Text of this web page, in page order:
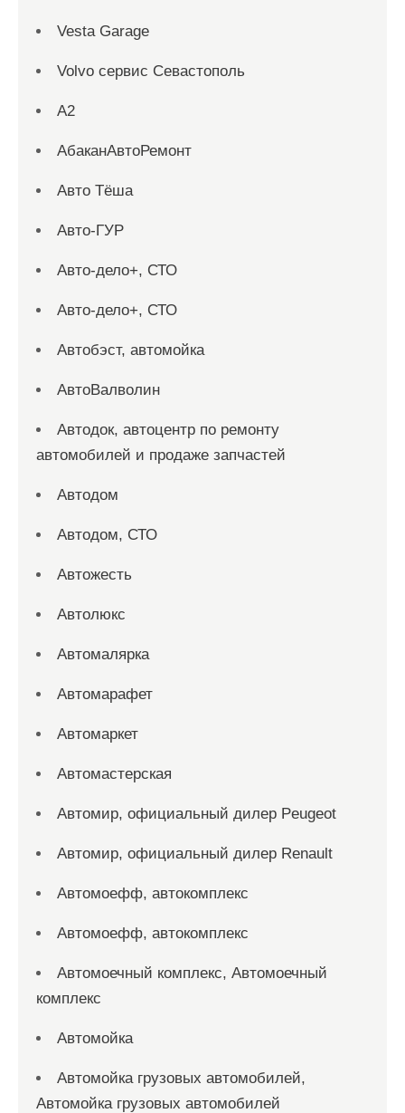
Vesta Garage
Volvo сервис Севастополь
А2
АбаканАвтоРемонт
Авто Тёша
Авто-ГУР
Авто-дело+, СТО
Авто-дело+, СТО
Автобэст, автомойка
АвтоВалволин
Автодок, автоцентр по ремонту
автомобилей и продаже запчастей
Автодом
Автодом, СТО
Автожесть
Автолюкс
Автомалярка
Автомарафет
Автомаркет
Автомастерская
Автомир, официальный дилер Peugeot
Автомир, официальный дилер Renault
Автомоефф, автокомплекс
Автомоефф, автокомплекс
Автомоечный комплекс, Автомоечный
комплекс
Автомойка
Автомойка грузовых автомобилей,
Автомойка грузовых автомобилей